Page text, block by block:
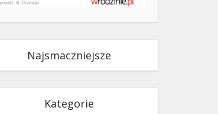
Najsmaczniejsze
Kategorie